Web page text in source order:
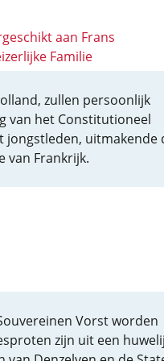
aan Frans
Familie
zullen persoonlijk
van het Constitutioneel
jongstleden, uitmakende
van Frankrijk.
Vorst worden
zijn uit een